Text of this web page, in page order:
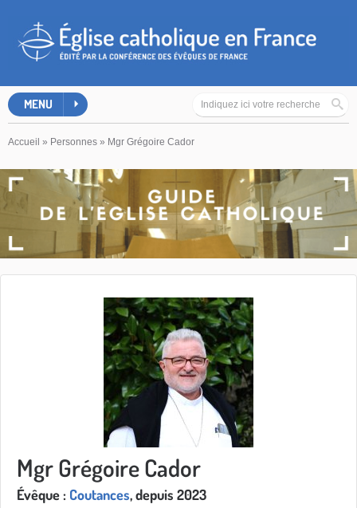
MENU
Accueil » Personnes » Mgr Grégoire Cador
Mgr Grégoire Cador
Évêque : Coutances, depuis 2023